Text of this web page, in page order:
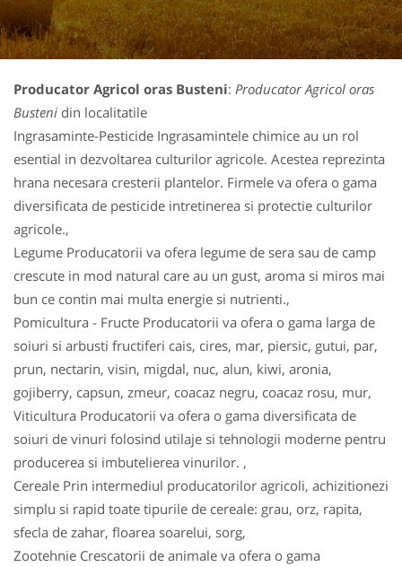
Producator Agricol oras Busteni: Producator Agricol oras
Busteni din localitatile
Ingrasaminte-Pesticide Ingrasamintele chimice au un rol
esential in dezvoltarea culturilor agricole. Acestea reprezinta
hrana necesara cresterii plantelor. Firmele va ofera o gama
diversificata de pesticide intretinerea si protectie culturilor
agricole.,
Legume Producatorii va ofera legume de sera sau de camp
crescute in mod natural care au un gust, aroma si miros mai
bun ce contin mai multa energie si nutrienti.,
Pomicultura - Fructe Producatorii va ofera o gama larga de
soiuri si arbusti fructiferi cais, cires, mar, piersic, gutui, par,
prun, nectarin, visin, migdal, nuc, alun, kiwi, aronia,
gojiberry, capsun, zmeur, coacaz negru, coacaz rosu, mur,
Viticultura Producatorii va ofera o gama diversificata de
soiuri de vinuri folosind utilaje si tehnologii moderne pentru
producerea si imbutelierea vinurilor. ,
Cereale Prin intermediul producatorilor agricoli, achizitionezi
simplu si rapid toate tipurile de cereale: grau, orz, rapita,
sfecla de zahar, floarea soarelui, sorg,
Zootehnie Crescatorii de animale va ofera o gama